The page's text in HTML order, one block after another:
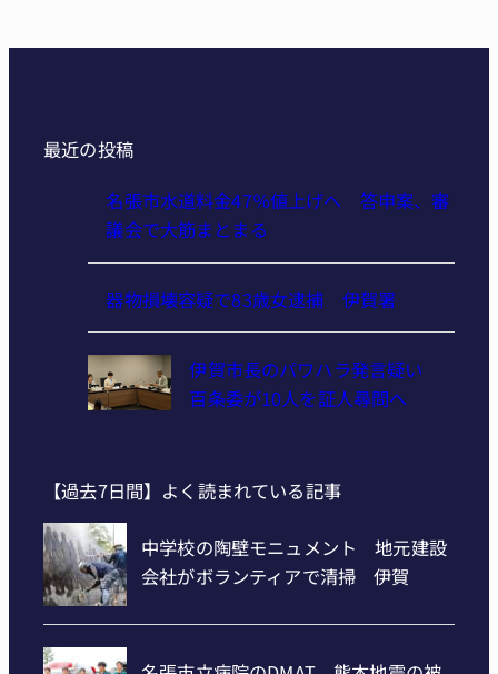
最近の投稿
名張市水道料金47％値上げへ 答申案、審
議会で大筋まとまる
器物損壊容疑で83歳女逮捕 伊賀署
伊賀市長のパワハラ発言疑い
百条委が10人を証人尋問へ
【過去7日間】よく読まれている記事